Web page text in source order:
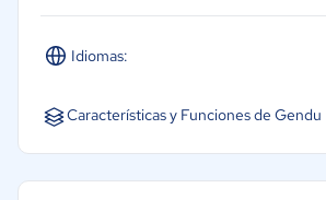
Idiomas:
Español
Características y Funciones de Gendu